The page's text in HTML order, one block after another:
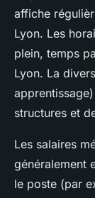
affiche
Lyon. Les
plein, temps
Lyon. La
structures et
Les salaires
généralement
le poste (par